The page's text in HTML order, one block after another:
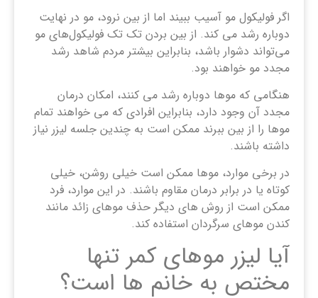
اگر فولیکول مو آسیب ببیند اما از بین نرود، مو در نهایت
دوباره رشد می کند. از بین بردن تک تک فولیکول‌های مو
می‌تواند دشوار باشد، بنابراین بیشتر مردم شاهد رشد
مجدد مو خواهند بود.
هنگامی که موها دوباره رشد می کنند، امکان درمان
مجدد آن وجود دارد، بنابراین افرادی که می خواهند تمام
موها را از بین ببرند ممکن است به چندین جلسه لیزر نیاز
داشته باشند.
در برخی موارد، موها ممکن است خیلی روشن، خیلی
کوتاه یا در برابر درمان مقاوم باشند. در این موارد، فرد
ممکن است از روش های دیگر حذف موهای زائد مانند
کندن موهای سرگردان استفاده کند.
آیا لیزر موهای کمر تنها
مختص به خانم‌ ها است؟